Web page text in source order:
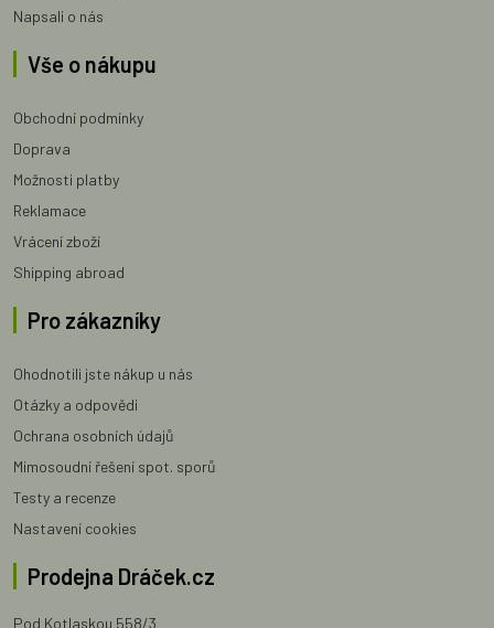
Napsali o nás
Vše o nákupu
Obchodní podmínky
Doprava
Možnosti platby
Reklamace
Vrácení zboží
Shipping abroad
Pro zákazníky
Ohodnotili jste nákup u nás
Otázky a odpovědi
Ochrana osobních údajů
Mimosoudní řešení spot. sporů
Testy a recenze
Nastavení cookies
Prodejna Dráček.cz
Pod Kotlaskou 558/3